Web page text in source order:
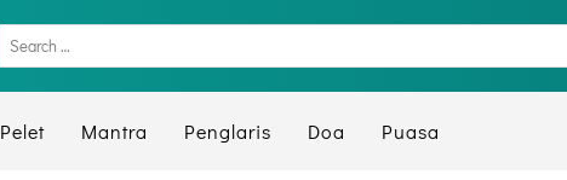
Pelet Mantra Penglaris Doa Puasa